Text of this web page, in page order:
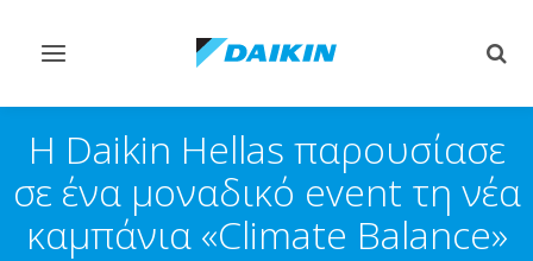
Εναλλαγή
πλοήγηση
Η Daikin Hellas παρουσίασε
σε ένα μοναδικό event τη νέα
καμπάνια «Climate Balance»